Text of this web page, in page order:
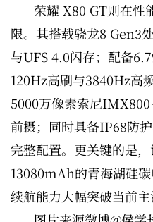
荣耀 X80 GT则在性
限。其搭载骁龙8 Gen3
与UFS 4.0闪存；配备
120Hz高刷与3840Hz高
5000万像素索尼
前摄；同时具备IP68防
完整配置。更关键的是
13080mAh的青海湖硅碳
续航能力大幅突破当前主